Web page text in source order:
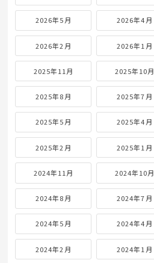
2026年5月 2026年4月
2026年2月 2026年1月
2025年11月 2025年10月
2025年8月 2025年7月
2025年5月 2025年4月
2025年2月 2025年1月
2024年11月 2024年10月
2024年8月 2024年7月
2024年5月 2024年4月
2024年2月 2024年1月